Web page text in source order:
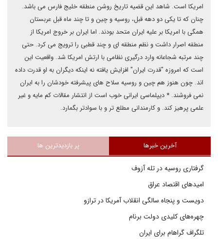
امریکا است. شاهد این قضیه تاریخ روشن منطقه خلیج فارس می باشد.
چنان که تا یکی دو دهه قبل، روسیه و چین و تا چند ماه قبل عربستان
همگی با امریکا بر علیه ایران متحد بودند. اما ایران بر خروج امریکا از
منطقه اصرار داشت و نظم منطقه ای و چند قطبی را ترویج می کرد. حتی
چند مرتبه شجاعانه وارد درگیری نظامی با ارتش امریکا شد. واقعیت این
است که امروزه "قدرت ایران" افزایش یافته نه اینکه دیگران به او قدرت داده
اند. چون هنوز هم چین و روسیه سلاح های پیشرفته خودشان را به ایران
نمی فروشند. * دیپلماسی ایرانی خوب است از انتشار مقالات کم مایه و غیر
علمی پرهیز کند. و کارمندانی مطلع تر و با سوادتر بگمارد.
آخرین خبرها پر بازدیدترین ها
گرفتاری روسیه در تله آزوف
امیدهای اقتصاد عراق
دویست و پنجاه سالگی انقلاب آمریکا در ترازو
چهره‌های کلیدی دولت برنام
تلگراف گراهام برای ایران